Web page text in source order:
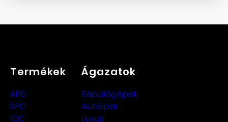
Termékek
APC
SPC
IQC
Ágazatok
Repülőgépek
Autóipar
Luxus